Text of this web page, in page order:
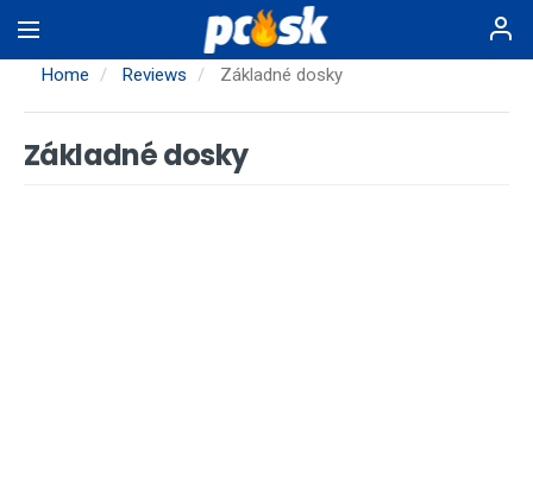
mainHome Reviews Základné dosky
Základné dosky